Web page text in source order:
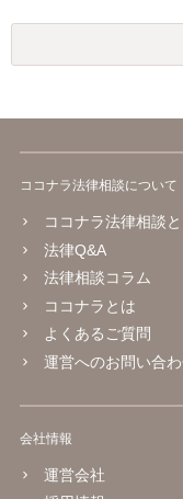
ココナラ法律相談について
ココナラ法律相談
法律Q&A
法律相談コラム
ココナラとは
よくあるご質問
運営へのお問い合
会社情報
運営会社